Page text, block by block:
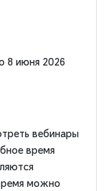
8 июня 2026
вебинары
время
можно